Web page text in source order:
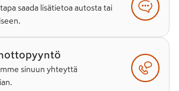
saada lisätietoa autosta tai
sinuun yhteyttä